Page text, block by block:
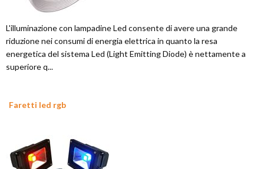
L'illuminazione con lampadine Led consente di avere una grande
riduzione nei consumi di energia elettrica in quanto la resa
energetica del sistema Led (Light Emitting Diode) è nettamente a
superiore q...
Faretti led rgb